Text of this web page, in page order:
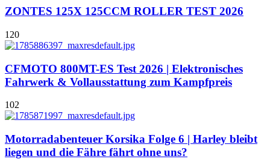
ZONTES 125X 125CCM ROLLER TEST 2026
120
CFMOTO 800MT-ES Test 2026 | Elektronisches
Fahrwerk & Vollausstattung zum Kampfpreis
102
Motorradabenteuer Korsika Folge 6 | Harley bleibt
liegen und die Fähre fährt ohne uns?